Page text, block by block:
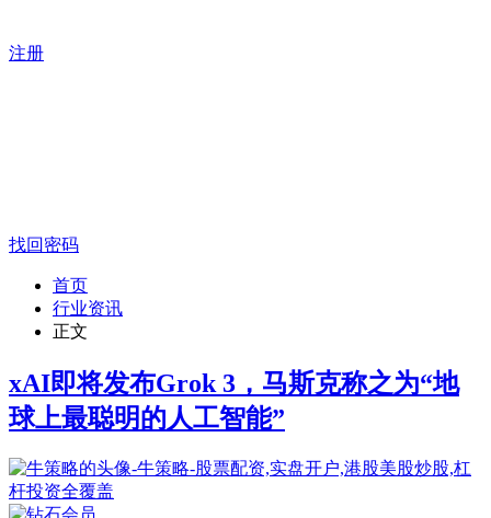
注册
找回密码
首页
行业资讯
正文
xAI即将发布Grok 3，马斯克称之为“地
球上最聪明的人工智能”